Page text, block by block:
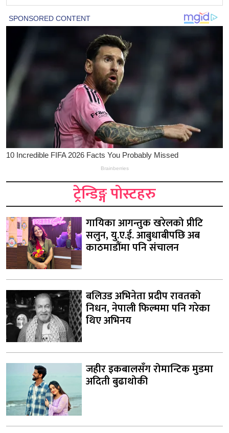
ट्रेन्डिङ्ग पोस्टहरु
गायिका आगन्तुक खरेलको प्रीटि
सलुन, यु.ए.ई. आबुधाबीपछि अब
काठमाडौंमा पनि संचालन
बलिउड अभिनेता प्रदीप रावतको
निधन, नेपाली फिल्ममा पनि गरेका
थिए अभिनय
जहीर इकबालसँग रोमान्टिक मुडमा
अदिती बुढाथोकी